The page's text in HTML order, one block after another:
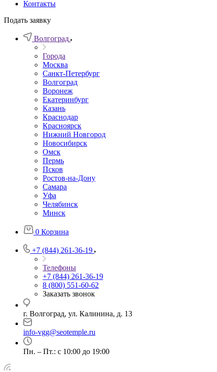
Контакты
Подать заявку
Волгоград
Города
Москва
Санкт-Петербург
Волгоград
Воронеж
Екатеринбург
Казань
Краснодар
Красноярск
Нижний Новгород
Новосибирск
Омск
Пермь
Псков
Ростов-на-Дону
Самара
Уфа
Челябинск
Минск
0 Корзина
+7 (844) 261-36-19
Телефоны
+7 (844) 261-36-19
8 (800) 551-60-62
Заказать звонок
г. Волгоград, ул. Калинина, д. 13
info-vgg@seotemple.ru
Пн. – Пт.: с 10:00 до 19:00